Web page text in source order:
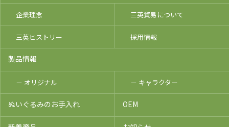
企業理念 三英貿易について
三英ヒストリー 採用情報
製品情報
－ オリジナル － キャラクター
ぬいぐるみのお手入れ OEM